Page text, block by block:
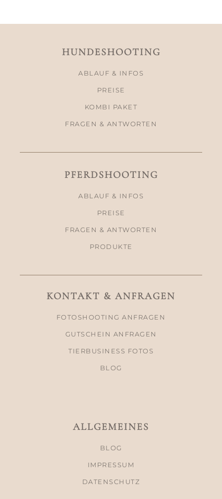
HUNDESHOOTING
ABLAUF & INFOS
PREISE
KOMBI PAKET
FRAGEN & ANTWORTEN
PFERDSHOOTING
ABLAUF & INFOS
PREISE
FRAGEN & ANTWORTEN
PRODUKTE
KONTAKT & ANFRAGEN
FOTOSHOOTING ANFRAGEN
GUTSCHEIN ANFRAGEN
TIERBUSINESS FOTOS
BLOG
ALLGEMEINES
BLOG
IMPRESSUM
DATENSCHUTZ